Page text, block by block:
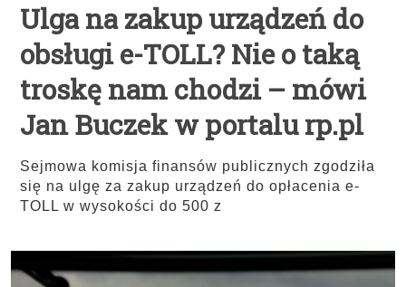
Ulga na zakup urządzeń do
obsługi e-TOLL? Nie o taką
troskę nam chodzi – mówi
Jan Buczek w portalu rp.pl
Sejmowa komisja finansów publicznych zgodziła
się na ulgę za zakup urządzeń do opłacenia e-
TOLL w wysokości do 500 z